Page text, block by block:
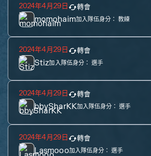
2024年4月29日 轉會
momohaim加入隊伍身分： 教練
2024年4月29日 轉會
Stiz加入隊伍身分： 選手
2024年4月29日 轉會
bbySharKK加入隊伍身分： 選手
2024年4月29日 轉會
Lasmooo加入隊伍身分： 選手